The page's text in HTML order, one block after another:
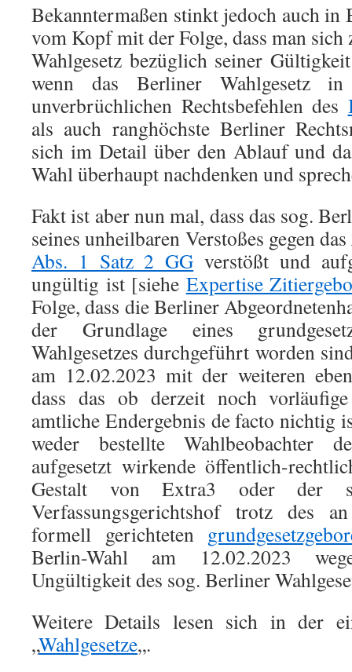
Bekanntermaßen stinkt jedoch auch in
vom Kopf mit der Folge, dass man
Wahlgesetz bezüglich seiner
wenn das Berliner Wahlgesetz
unverbrüchlichen Rechtsbefehlen des
als auch ranghöchste Berliner
sich im Detail über den Ablauf und
Wahl überhaupt nachdenken und
Fakt ist aber nun mal, dass das sog.
seines unheilbaren Verstoßes gegen
Abs. 1 Satz 2 GG verstößt und
ungültig ist [siehe Expertise
Folge, dass die Berliner
der Grundlage eines
Wahlgesetzes durchgeführt worden
am 12.02.2023 mit der weiteren
dass das ob derzeit noch
amtliche Endergebnis de facto nichtig
weder bestellte Wahlbeobachter
aufgesetzt wirkende öffentlich-
Gestalt von Extra3 oder der
Verfassungsgerichtshof trotz des
formell gerichteten
Berlin-Wahl am 12.02.2023
Ungültigkeit des sog. Berliner
Weitere Details lesen sich in der
„Wahlgesetze„.